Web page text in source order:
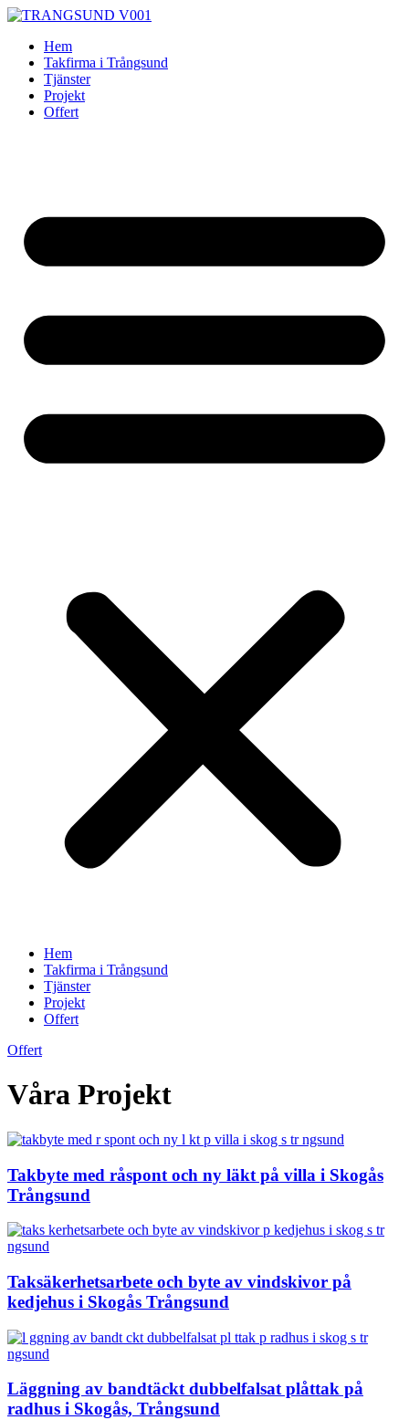
Skip
contentHem
Takfirma i Trångsund
Tjänster
Projekt
Offert
Hem
Takfirma i Trångsund
Tjänster
Projekt
Offert
Offert
Våra Projekt
Takbyte med råspont och ny läkt på villa i Skogås
Trångsund
Taksäkerhetsarbete och byte av vindskivor på
kedjehus i Skogås Trångsund
Läggning av bandtäckt dubbelfalsat plåttak på
radhus i Skogås, Trångsund